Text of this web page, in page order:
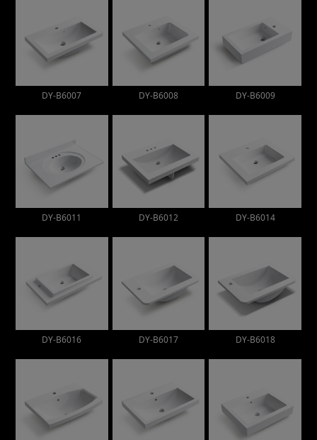
DY-B6007 DY-B6008 DY-B6009
DY-B6011 DY-B6012 DY-B6014
DY-B6016 DY-B6017 DY-B6018